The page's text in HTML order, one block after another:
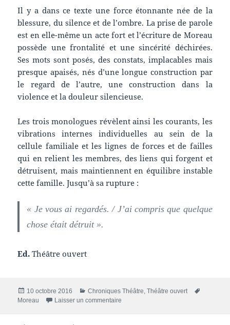
Il y a dans ce texte une force étonnante née de la
blessure, du silence et de l’ombre. La prise de parole
est en elle-même un acte fort et l’écriture de Moreau
possède une frontalité et une sincérité déchirées.
Ses mots sont posés, des constats, implacables mais
presque apaisés, nés d’une longue construction par
le regard de l’autre, une construction dans la
violence et la douleur silencieuse.
Les trois monologues révèlent ainsi les courants, les
vibrations internes individuelles au sein de la
cellule familiale et les lignes de forces et de failles
qui en relient les membres, des liens qui forgent et
détruisent, mais maintiennent en équilibre instable
cette famille. Jusqu’à sa rupture :
« Je vous ai regardés. / J’ai compris que quelque
chose était détruit ».
Ed. Théâtre ouvert
Publié
le
10 octobre 2016 Catégories
Chroniques Théâtre,Théâtre ouvert
Moreau Laisser un commentaire